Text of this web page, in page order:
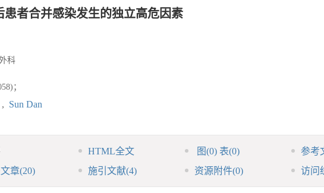
者合并感染发生的独立高危因素
科
；
, Sun Dan
HTML全文 图(0) 表(0) 参考
章(20) 施引文献(4) 资源附件(0) 访问